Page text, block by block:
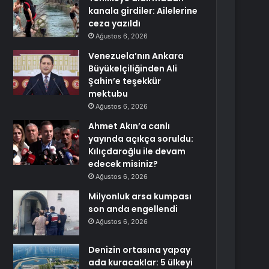
kanala girdiler: Ailelerine
ceza yazıldı
Ağustos 6, 2026
Venezuela’nın Ankara
Büyükelçiliğinden Ali
Şahin’e teşekkür
mektubu
Ağustos 6, 2026
Ahmet Akın’a canlı
yayında açıkça soruldu:
Kılıçdaroğlu ile devam
edecek misiniz?
Ağustos 6, 2026
Milyonluk arsa kumpası
son anda engellendi
Ağustos 6, 2026
Denizin ortasına yapay
ada kuracaklar: 5 ülkeyi